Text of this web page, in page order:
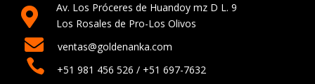
Av. Los Próceres de Huandoy mz D L. 9
Los Rosales de Pro-Los Olivos
ventas@goldenanka.com
+51 981 456 526 / +51 697-7632


